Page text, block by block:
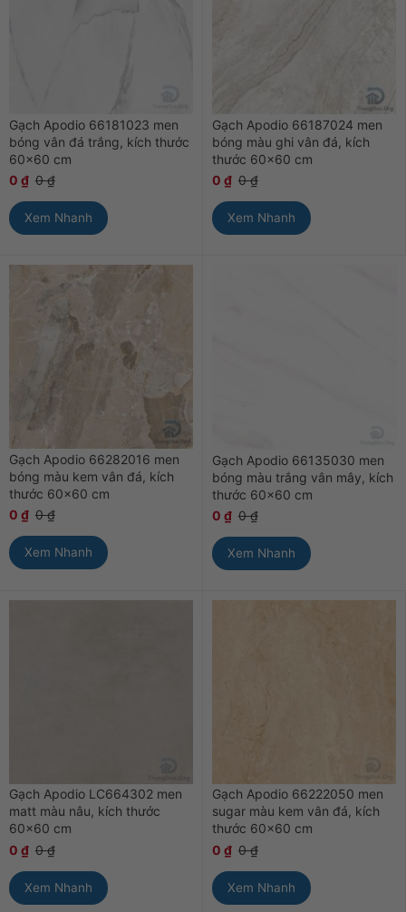
Gạch Apodio 66181023 men
bóng vân đá trắng, kích thước
60×60 cm
0 ₫ 0₫
Xem Nhanh
Gạch Apodio 66187024 men
bóng màu ghi vân đá, kích
thước 60×60 cm
0 ₫ 0₫
Xem Nhanh
Gạch Apodio 66282016 men
bóng màu kem vân đá, kích
thước 60×60 cm
0 ₫ 0₫
Xem Nhanh
Gạch Apodio 66135030 men
bóng màu trắng vân mây, kích
thước 60×60 cm
0 ₫ 0₫
Xem Nhanh
Gạch Apodio LC664302 men
matt màu nâu, kích thước
60×60 cm
0 ₫ 0₫
Xem Nhanh
Gạch Apodio 66222050 men
sugar màu kem vân đá, kích
thước 60×60 cm
0 ₫ 0₫
Xem Nhanh